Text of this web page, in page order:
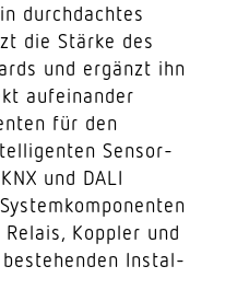
durch­dachtes
die Stärke des
und ergänzt ihn
aufein­ander
für den
Sensor­
und DALI
Koppler und
bestehenden Instal­